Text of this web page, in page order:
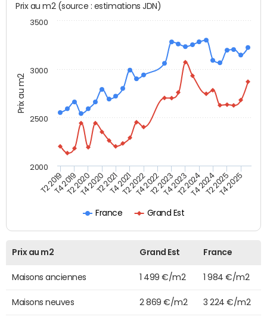
Prix au m2
Prix au m2 (source : estimations JDN)
France Grand Est
T2 2019T4 2019T2 2020T4 2020T2 2021T4 2021T2 2022T4 2022T2 2023T4 2023T2 2024T4 2024T2 2025T4 2025
2000
2500
3000
3500
Prix au m2 Grand Est France
Maisons anciennes 1 499 €/m2 1 984 €/m2
Maisons neuves 2 869 €/m2 3 224 €/m2